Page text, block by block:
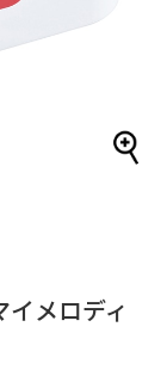
メロディ